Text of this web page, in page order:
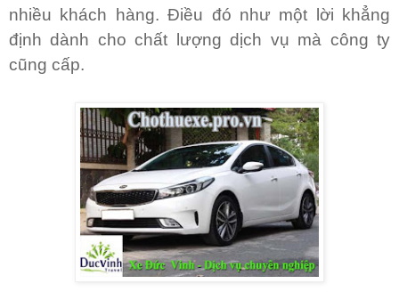
nhiều khách hàng. Điều đó như một lời khẳng
định dành cho chất lượng dịch vụ mà công ty
cũng cấp.